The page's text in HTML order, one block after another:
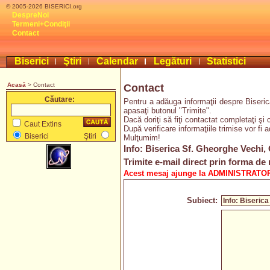
© 2005-2026 BISERICI.org
DespreNoi
Termeni+Condiţii
Contact
Biserici Ştiri Calendar Legături Statistici
Acasă > Contact
Căutare:
Caut Extins
Biserici
Ştiri
Contact
Pentru a adăuga informaţii despre
apasaţi butonul "Trimite".
Dacă doriţi să fiţi contactat completaţi şi
După verificare informaţiile trimise vor fi
Mulţumim!
Info: Biserica Sf. Gheorghe Vechi,
Trimite e-mail direct prin forma de
Acest mesaj ajunge la
Subiect: